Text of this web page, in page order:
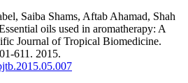
Saiba Shams, Aftab Ahamad, Shah
oils used in aromatherapy: A
Journal of Tropical Biomedicine.
611. 2015.